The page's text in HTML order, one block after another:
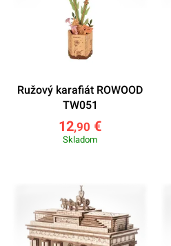
Ružový karafiát ROWOOD
TW051
12,90 €
Skladom